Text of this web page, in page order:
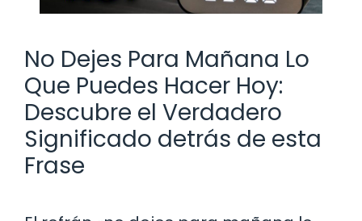
No Dejes Para Mañana Lo
Que Puedes Hacer Hoy:
Descubre el Verdadero
Significado detrás de esta
Frase